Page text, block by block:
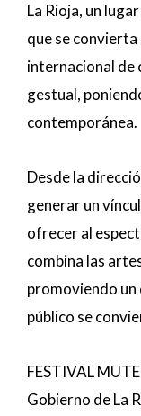
La Rioja, un
que se
internacional de
gestual,
contemporánea.
Desde la
generar un
ofrecer al
combina las
promoviendo un
público se
FESTIVAL
Gobierno de La